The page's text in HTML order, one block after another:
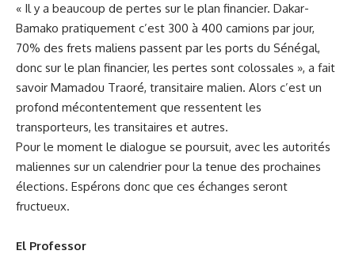
« Il y a beaucoup de pertes sur le plan financier. Dakar-
Bamako pratiquement c’est 300 à 400 camions par jour,
70% des frets maliens passent par les ports du Sénégal,
donc sur le plan financier, les pertes sont colossales », a fait
savoir Mamadou Traoré, transitaire malien. Alors c’est un
profond mécontentement que ressentent les
transporteurs, les transitaires et autres.
Pour le moment le dialogue se poursuit, avec les autorités
maliennes sur un calendrier pour la tenue des prochaines
élections. Espérons donc que ces échanges seront
fructueux.
El Professor